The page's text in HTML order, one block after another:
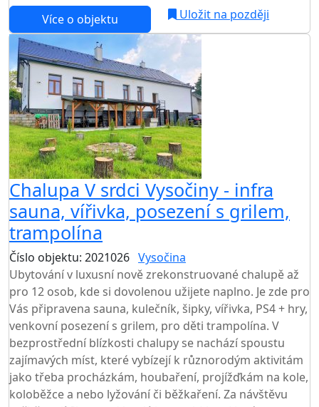
Více o objektu Uložit na později
Chalupa V srdci Vysočiny - infra
sauna, vířivka, posezení s grilem,
trampolína
Číslo objektu: 2021026 Vysočina
Ubytování v luxusní nově zrekonstruované chalupě až
pro 12 osob, kde si dovolenou užijete naplno. Je zde pro
Vás připravena sauna, kulečník, šipky, vířivka, PS4 + hry,
venkovní posezení s grilem, pro děti trampolína. V
bezprostřední blízkosti chalupy se nachází spoustu
zajímavých míst, které vybízejí k různorodým aktivitám
jako třeba procházkám, houbaření, projížďkám na kole,
koloběžce a nebo lyžování či běžkaření. Za návštěvu